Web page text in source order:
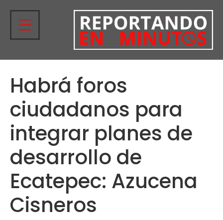
Habrá foros
ciudadanos para
integrar planes de
desarrollo de
Ecatepec: Azucena
Cisneros